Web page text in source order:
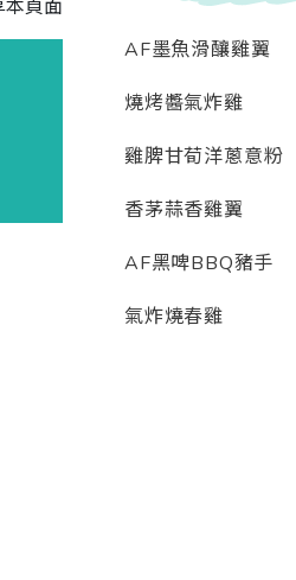
AF墨魚滑釀雞翼
燒烤醬氣炸雞
雞脾甘荀洋蔥意粉
香茅蒜香雞翼
AF黑啤BBQ豬手
氣炸燒春雞